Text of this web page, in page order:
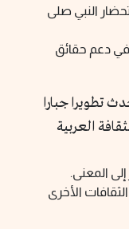
النبي صلى
في دعم حقائق
تطويرا جبارا
العربية
المعنى.
الأخرى